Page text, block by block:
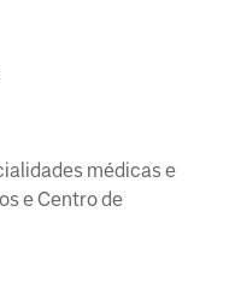
médicas e
e Centro de